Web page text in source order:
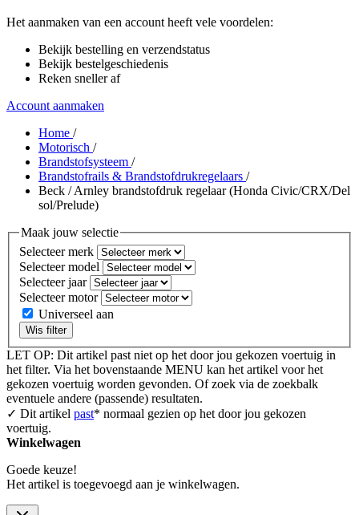
Het aanmaken van een account heeft vele voordelen:
Bekijk bestelling en verzendstatus
Bekijk bestelgeschiedenis
Reken sneller af
Account aanmaken
Home /
Motorisch /
Brandstofsysteem /
Brandstofrails & Brandstofdrukregelaars /
Beck / Arnley brandstofdruk regelaar (Honda Civic/CRX/Del
sol/Prelude)
Maak jouw selectie
Selecteer merk
Selecteer model
Selecteer jaar
Selecteer motor
Universeel aan
Wis filter
LET OP: Dit artikel past niet op het door jou gekozen voertuig in
het filter. Via het bovenstaande MENU kan het artikel voor het
gekozen voertuig worden gevonden. Of zoek via de zoekbalk
eventuele andere (passende) resultaten.
✓ Dit artikel past* normaal gezien op het door jou gekozen
voertuig.
Winkelwagen
Goede keuze!
Het artikel is toegevoegd aan je winkelwagen.